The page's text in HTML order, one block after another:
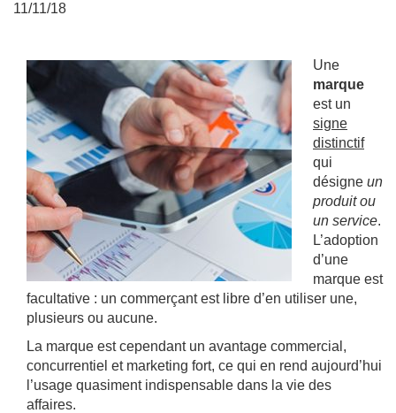
11/11/18
Une
marque
est un
signe
distinctif
qui
désigne un
produit ou
un service.
L’adoption
d’une
marque est
facultative : un commerçant est libre d’en utiliser une,
plusieurs ou aucune.
La marque est cependant un avantage commercial,
concurrentiel et marketing fort, ce qui en rend aujourd’hui
l’usage quasiment indispensable dans la vie des
affaires.